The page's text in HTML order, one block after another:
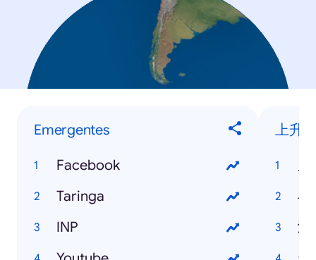
Emergentes
Facebook
Taringa
INP
上升
斗
潜